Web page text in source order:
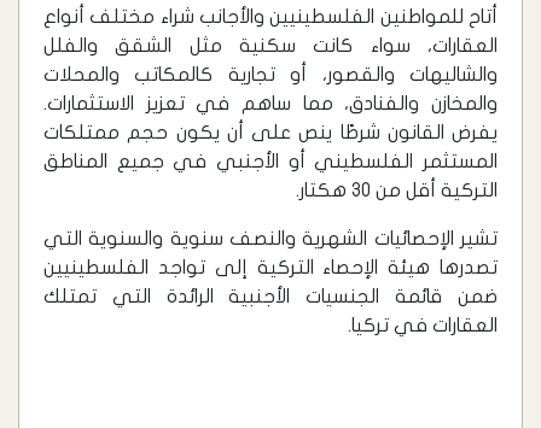
أتاح للمواطنين الفلسطينيين والأجانب شراء مختلف أنواع
العقارات، سواء كانت سكنية مثل الشقق والفلل
والشاليهات والقصور، أو تجارية كالمكاتب والمحلات
والمخازن والفنادق، مما ساهم في تعزيز الاستثمارات.
يفرض القانون شرطًا ينص على أن يكون حجم ممتلكات
المستثمر الفلسطيني أو الأجنبي في جميع المناطق
التركية أقل من 30 هكتار.
تشير الإحصائيات الشهرية والنصف سنوية والسنوية التي
تصدرها هيئة الإحصاء التركية إلى تواجد الفلسطينيين
ضمن قائمة الجنسيات الأجنبية الرائدة التي تمتلك
العقارات في تركيا.